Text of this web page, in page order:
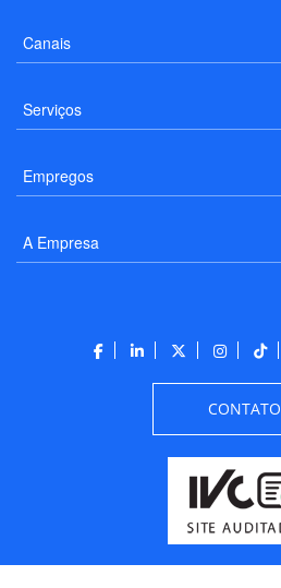
Canais
Serviços
Empregos
A Empresa
CONTATO